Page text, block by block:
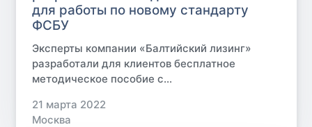
для работы по новому стандарту
ФСБУ
Эксперты компании «Балтийский лизинг»
разработали для клиентов бесплатное
методическое пособие с...
21 марта 2022
Москва